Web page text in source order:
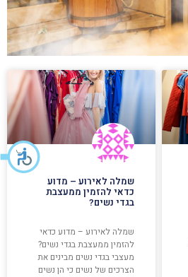
שמלה לאירוע – מדוע
כדאי להזמין ממעצבת
בגדי נשים?
שמלה לאירוע – מדוע כדאי
להזמין ממעצבת בגדי נשים?
מעצבי בגדי נשים מבינים את
הצרכים של נשים כי הן נשים